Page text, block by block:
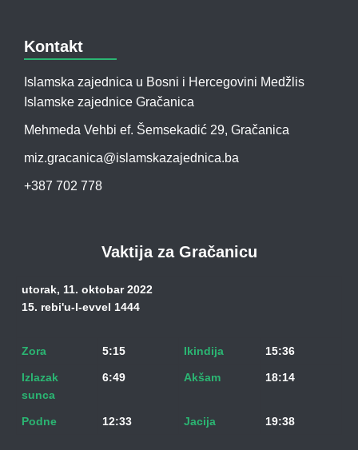
Kontakt
Islamska zajednica u Bosni i Hercegovini Medžlis
Islamske zajednice Gračanica
Mehmeda Vehbi ef. Šemsekadić 29, Gračanica
miz.gracanica@islamskazajednica.ba
+387 702 778
Vaktija za Gračanicu
utorak, 11. oktobar 2022
15. rebi'u-l-evvel 1444
Zora 5:15 Ikindija 15:36
Izlazak
sunca
6:49 Akšam 18:14
Podne 12:33 Jacija 19:38